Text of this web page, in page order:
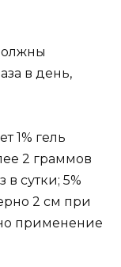
в день,
1% гель
2 граммов
в сутки; 5%
2 см при
применение